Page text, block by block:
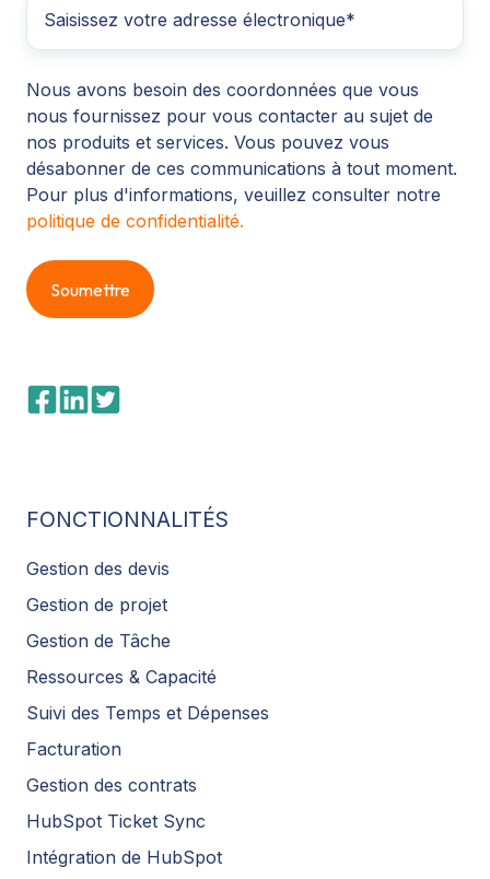
Nous avons besoin des coordonnées que vous
nous fournissez pour vous contacter au sujet de
nos produits et services. Vous pouvez vous
désabonner de ces communications à tout moment.
Pour plus d'informations, veuillez consulter notre
politique de confidentialité.
FONCTIONNALITÉS
Gestion des devis
Gestion de projet
Gestion de Tâche
Ressources & Capacité
Suivi des Temps et Dépenses
Facturation
Gestion des contrats
HubSpot Ticket Sync
Intégration de HubSpot